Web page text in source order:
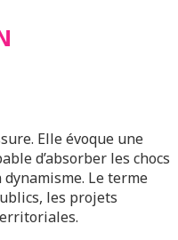
Elle évoque une
d’absorber les chocs
Le terme
les projets